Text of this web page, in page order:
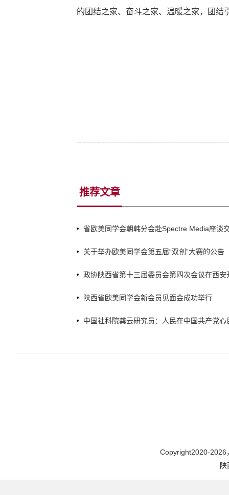
的团结之家、奋斗之家、温暖之家，团
推荐文章
省欧美同学会朝韩分会赴Spectre Media座谈
关于举办欧美同学会第五届“双创”大赛的公告
政协陕西省第十三届委员会第四次会议在西
会祝贺 徐新荣作报告
陕西省欧美同学会新会员见面会成功举行
中国社科院龚云研究员：人民在中国共产党
Copyright2020-2026
陕